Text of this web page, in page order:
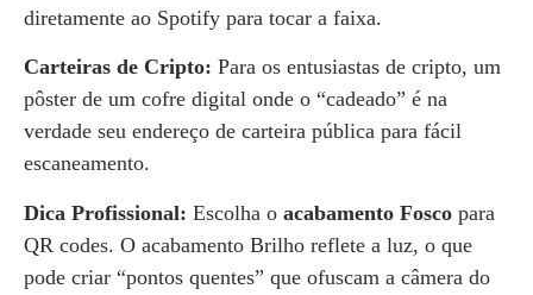
diretamente ao Spotify para tocar a faixa.
Carteiras de Cripto: Para os entusiastas de cripto, um
pôster de um cofre digital onde o “cadeado” é na
verdade seu endereço de carteira pública para fácil
escaneamento.
Dica Profissional: Escolha o acabamento Fosco para
QR codes. O acabamento Brilho reflete a luz, o que
pode criar “pontos quentes” que ofuscam a câmera do